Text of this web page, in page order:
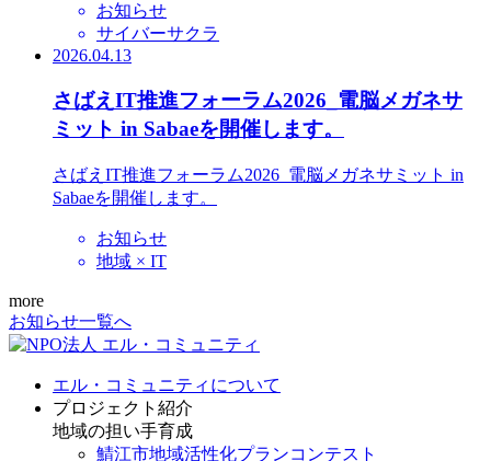
お知らせ
サイバーサクラ
2026.04.13
さばえIT推進フォーラム2026_電脳メガネサ
ミット in Sabaeを開催します。
さばえIT推進フォーラム2026_電脳メガネサミット in
Sabaeを開催します。
お知らせ
地域 × IT
more
お知らせ一覧へ
エル・コミュニティについて
プロジェクト紹介
地域の担い手育成
鯖江市地域活性化プランコンテスト